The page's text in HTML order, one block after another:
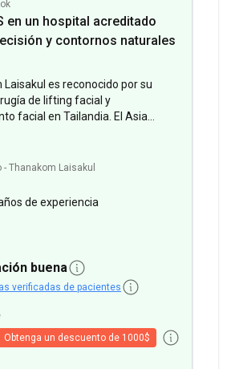
en un hospital acreditado
y contornos naturales
Thanakom Laisakul
de experiencia
Laisakul es reconocido por su
de lifting facial y
facial en Tailandia. El Asia
cuenta con las acreditaciones
de seguridad del paciente y
Pruebas preoperatorias,
o texto, examen de
no se requiere estancia en
buena
verificadas de pacientes
Obtenga un descuento de 1000$